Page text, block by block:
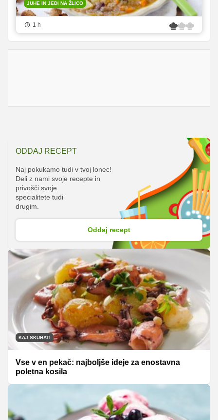
JUHE IN JEDI NA ŽLICO
1 h
ODDAJ RECEPT
Naj pokukamo tudi v tvoj lonec!
Deli z nami svoje recepte in
privošči svoje
specialitete tudi
drugim.
Oddaj recept
KAJ SKUHATI
Vse v en pekač: najboljše ideje za enostavna
poletna kosila